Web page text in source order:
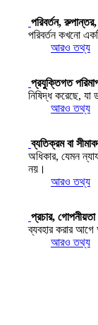
পরিবর্তন,
পরিবর্তন কখনো
আরও তথ্য
প্রযুক্তিগত
নিষিদ্ধ করেছে,
আরও তথ্য
ব্যতিক্রম বা
অধিকার, যেমন
নয়।
আরও তথ্য
প্রচার, গোপনীয়তা
ব্যবহার করার
আরও তথ্য